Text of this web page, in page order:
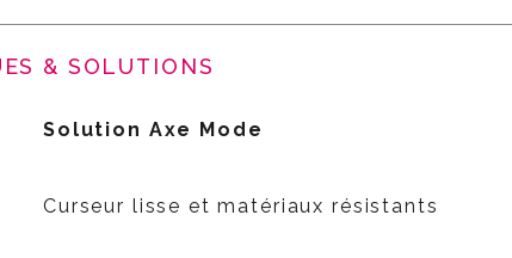
& SOLUTIONS
Solution Axe Mode
Curseur lisse et matériaux résistants